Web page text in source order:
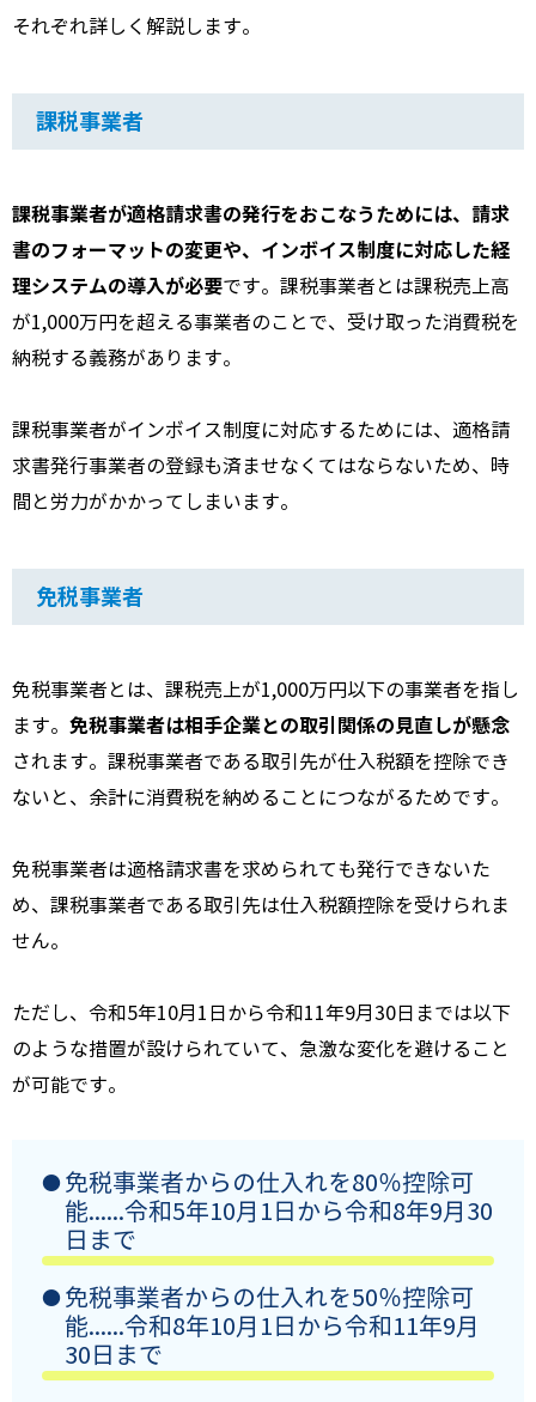
それぞれ詳しく解説します。
課税事業者
課税事業者が適格請求書の発行をおこなうためには、請求
書のフォーマットの変更や、インボイス制度に対応した経
理システムの導入が必要です。課税事業者とは課税売上高
が1,000万円を超える事業者のことで、受け取った消費税を
納税する義務があります。
課税事業者がインボイス制度に対応するためには、適格請
求書発行事業者の登録も済ませなくてはならないため、時
間と労力がかかってしまいます。
免税事業者
免税事業者とは、課税売上が1,000万円以下の事業者を指し
ます。 免税事業者は相手企業との取引関係の見直しが懸念
されます。課税事業者である取引先が仕入税額を控除でき
ないと、余計に消費税を納めることにつながるためです。
免税事業者は適格請求書を求められても発行できないた
め、課税事業者である取引先は仕入税額控除を受けられま
せん。
ただし、令和5年10月1日から令和11年9月30日までは以下
のような措置が設けられていて、急激な変化を避けること
が可能です。
免税事業者からの仕入れを80％控除可
能......令和5年10月1日から令和8年9月30
日まで
免税事業者からの仕入れを50％控除可
能......令和8年10月1日から令和11年9月
30日まで